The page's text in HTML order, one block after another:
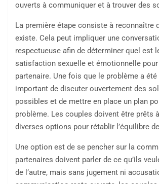
ouverts à communiquer et à trouver des
La première étape consiste à reconnaître
existe. Cela peut impliquer une
respectueuse afin de déterminer quel est
satisfaction sexuelle et émotionnelle
partenaire. Une fois que le problème a
important de discuter ouvertement des
possibles et de mettre en place un plan
problème. Les couples doivent être prêts
diverses options pour rétablir l’équilibre
Une option est de se pencher sur la
partenaires doivent parler de ce qu’ils
de l’autre, mais sans jugement ni